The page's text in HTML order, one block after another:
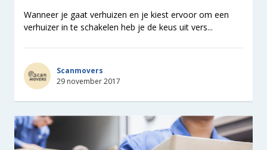
Wanneer je gaat verhuizen en je kiest ervoor om een
verhuizer in te schakelen heb je de keus uit vers...
Scanmovers
29 november 2017